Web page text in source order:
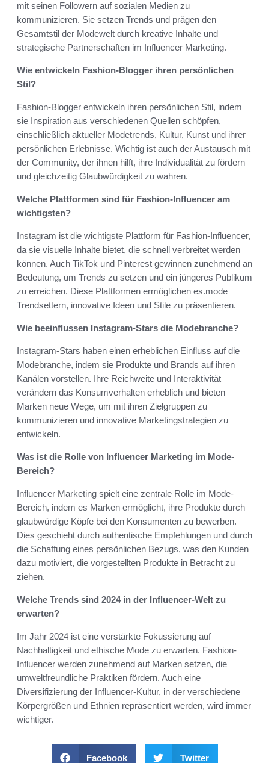
mit seinen Followern auf sozialen Medien zu
kommunizieren. Sie setzen Trends und prägen den
Gesamtstil der Modewelt durch kreative Inhalte und
strategische Partnerschaften im Influencer Marketing.
Wie entwickeln Fashion-Blogger ihren persönlichen
Stil?
Fashion-Blogger entwickeln ihren persönlichen Stil, indem
sie Inspiration aus verschiedenen Quellen schöpfen,
einschließlich aktueller Modetrends, Kultur, Kunst und ihrer
persönlichen Erlebnisse. Wichtig ist auch der Austausch mit
der Community, der ihnen hilft, ihre Individualität zu fördern
und gleichzeitig Glaubwürdigkeit zu wahren.
Welche Plattformen sind für Fashion-Influencer am
wichtigsten?
Instagram ist die wichtigste Plattform für Fashion-Influencer,
da sie visuelle Inhalte bietet, die schnell verbreitet werden
können. Auch TikTok und Pinterest gewinnen zunehmend an
Bedeutung, um Trends zu setzen und ein jüngeres Publikum
zu erreichen. Diese Plattformen ermöglichen es.mode
Trendsettern, innovative Ideen und Stile zu präsentieren.
Wie beeinflussen Instagram-Stars die Modebranche?
Instagram-Stars haben einen erheblichen Einfluss auf die
Modebranche, indem sie Produkte und Brands auf ihren
Kanälen vorstellen. Ihre Reichweite und Interaktivität
verändern das Konsumverhalten erheblich und bieten
Marken neue Wege, um mit ihren Zielgruppen zu
kommunizieren und innovative Marketingstrategien zu
entwickeln.
Was ist die Rolle von Influencer Marketing im Mode-
Bereich?
Influencer Marketing spielt eine zentrale Rolle im Mode-
Bereich, indem es Marken ermöglicht, ihre Produkte durch
glaubwürdige Köpfe bei den Konsumenten zu bewerben.
Dies geschieht durch authentische Empfehlungen und durch
die Schaffung eines persönlichen Bezugs, was den Kunden
dazu motiviert, die vorgestellten Produkte in Betracht zu
ziehen.
Welche Trends sind 2024 in der Influencer-Welt zu
erwarten?
Im Jahr 2024 ist eine verstärkte Fokussierung auf
Nachhaltigkeit und ethische Mode zu erwarten. Fashion-
Influencer werden zunehmend auf Marken setzen, die
umweltfreundliche Praktiken fördern. Auch eine
Diversifizierung der Influencer-Kultur, in der verschiedene
Körpergrößen und Ethnien repräsentiert werden, wird immer
wichtiger.
Facebook Twitter